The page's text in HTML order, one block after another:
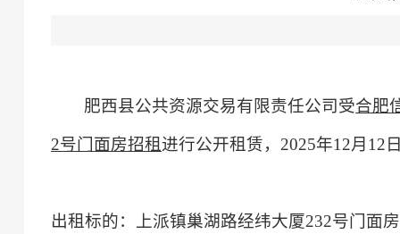
肥西县公共资源交易有限责任公司受合肥
2号门面房招租 进行公开租赁， 2025年12月 12
出租标的：上派镇巢湖路经纬大厦232号门面房